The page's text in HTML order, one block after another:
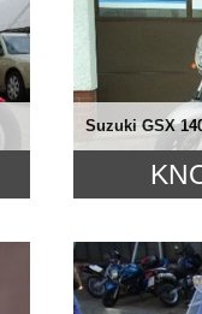
Suzuki GSX